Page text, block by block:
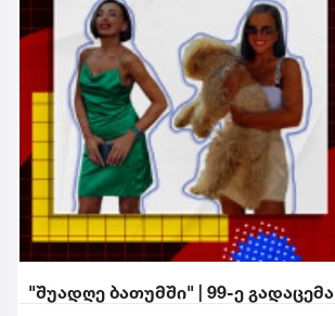
"შუადღე ბათუმში" | 99-ე გადაცემა